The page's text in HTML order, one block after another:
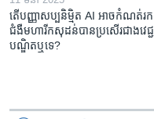
តើ​បញ្ញាសប្បនិម្មិត​ AI អាច​កំណត់​រក​
ជំងឺមហារីក​សុដន់​បាន​ប្រសើរ​ជាង​វេជ្ជ
បណ្ឌិត​ឬ​ទេ?